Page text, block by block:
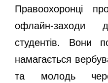
Правоохоронці
офлайн-
студентів. Вони
намагається
та молодь